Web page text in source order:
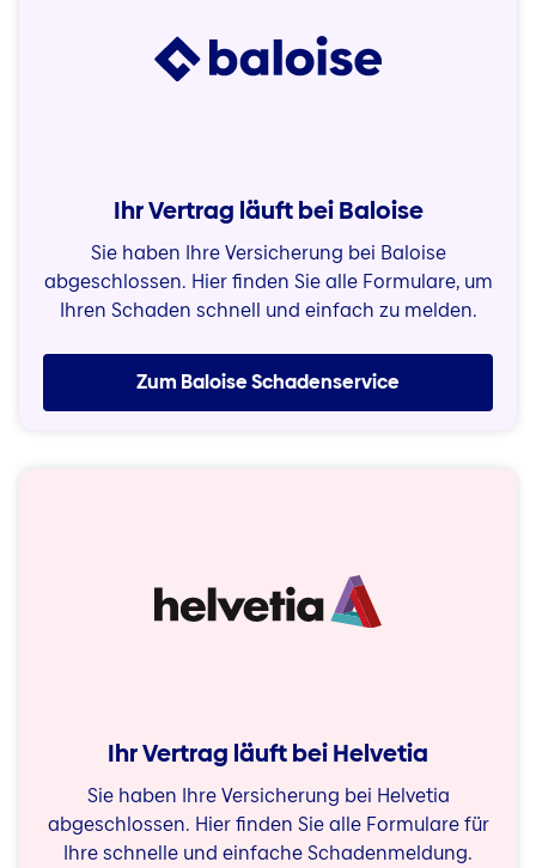
Ihr Vertrag läuft bei Baloise
Sie haben Ihre Versicherung bei Baloise
abgeschlossen. Hier finden Sie alle Formulare, um
Ihren Schaden schnell und einfach zu melden.
Zum Baloise Schadenservice
Ihr Vertrag läuft bei Helvetia
Sie haben Ihre Versicherung bei Helvetia
abgeschlossen. Hier finden Sie alle Formulare für
Ihre schnelle und einfache Schadenmeldung.